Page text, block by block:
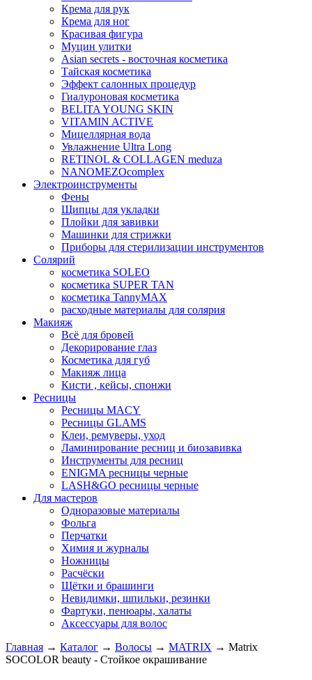
Крема для рук
Крема для ног
Красивая фигура
Муцин улитки
Asian seсrets - восточная косметика
Тайская косметика
Эффект салонных процедур
Гиалуроновая косметика
BELITA YOUNG SKIN
VITAMIN ACTIVE
Мицеллярная вода
Увлажнение Ultra Long
RETINOL & COLLAGEN meduza
NANOMEZOcomplex
Электроинструменты
Фены
Щипцы для укладки
Плойки для завивки
Машинки для стрижки
Приборы для стерилизации инструментов
Солярий
косметика SOLEO
косметика SUPER TAN
косметика TannyMAX
расходные материалы для солярия
Макияж
Всё для бровей
Декорирование глаз
Косметика для губ
Макияж лица
Кисти , кейсы, спонжи
Ресницы
Ресницы MACY
Ресницы GLAMS
Клеи, ремуверы, уход
Ламинирование ресниц и биозавивка
Инструменты для ресниц
ENIGMA ресницы черные
LASH&GO ресницы черные
Для мастеров
Одноразовые материалы
Фольга
Перчатки
Химия и журналы
Ножницы
Расчёски
Щётки и брашинги
Невидимки, шпильки, резинки
Фартуки, пенюары, халаты
Аксессуары для волос
Главная → Каталог → Волосы → MATRIX → Matrix
SOCOLOR beauty - Стойкое окрашивание